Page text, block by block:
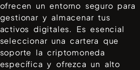
ofrecen un entorno seguro para
gestionar y almacenar tus
activos digitales. Es esencial
seleccionar una cartera que
soporte la criptomoneda
específica y ofrezca un alto